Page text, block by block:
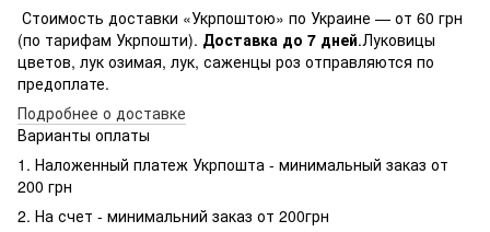
Стоимость доставки «Укрпоштою» по Украине — от 60 грн
(по тарифам Укрпошти). Доставка до 7 дней.Луковицы
цветов, лук озимая, лук, саженцы роз отправляются по
предоплате.
Подробнее о доставке
Варианты оплаты
1. Наложенный платеж Укрпошта - минимальный заказ от
200 грн
2. На счет - минимальний заказ от 200грн